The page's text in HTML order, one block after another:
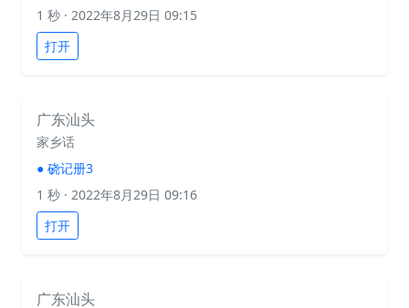
1 秒 · 2022年8月29日 09:15
打开
广东汕头
家乡话
● 硗记册3
1 秒 · 2022年8月29日 09:16
打开
广东汕头